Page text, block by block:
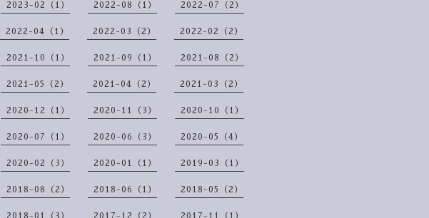
2023-02（1） 2022-08（1） 2022-07（2）
2022-04（1） 2022-03（2） 2022-02（2）
2021-10（1） 2021-09（1） 2021-08（2）
2021-05（2） 2021-04（2） 2021-03（2）
2020-12（1） 2020-11（3） 2020-10（1）
2020-07（1） 2020-06（3） 2020-05（4）
2020-02（3） 2020-01（1） 2019-03（1）
2018-08（2） 2018-06（1） 2018-05（2）
2018-01（3） 2017-12（2） 2017-11（1）